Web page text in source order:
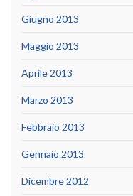
Giugno 2013
Maggio 2013
Aprile 2013
Marzo 2013
Febbraio 2013
Gennaio 2013
Dicembre 2012